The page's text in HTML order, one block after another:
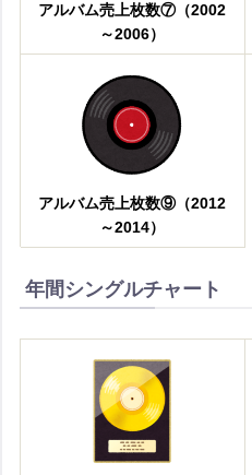
アルバム売上枚数⑦（2002
～2006）
アルバム売上枚数⑨（2012
～2014）
年間シングルチャート